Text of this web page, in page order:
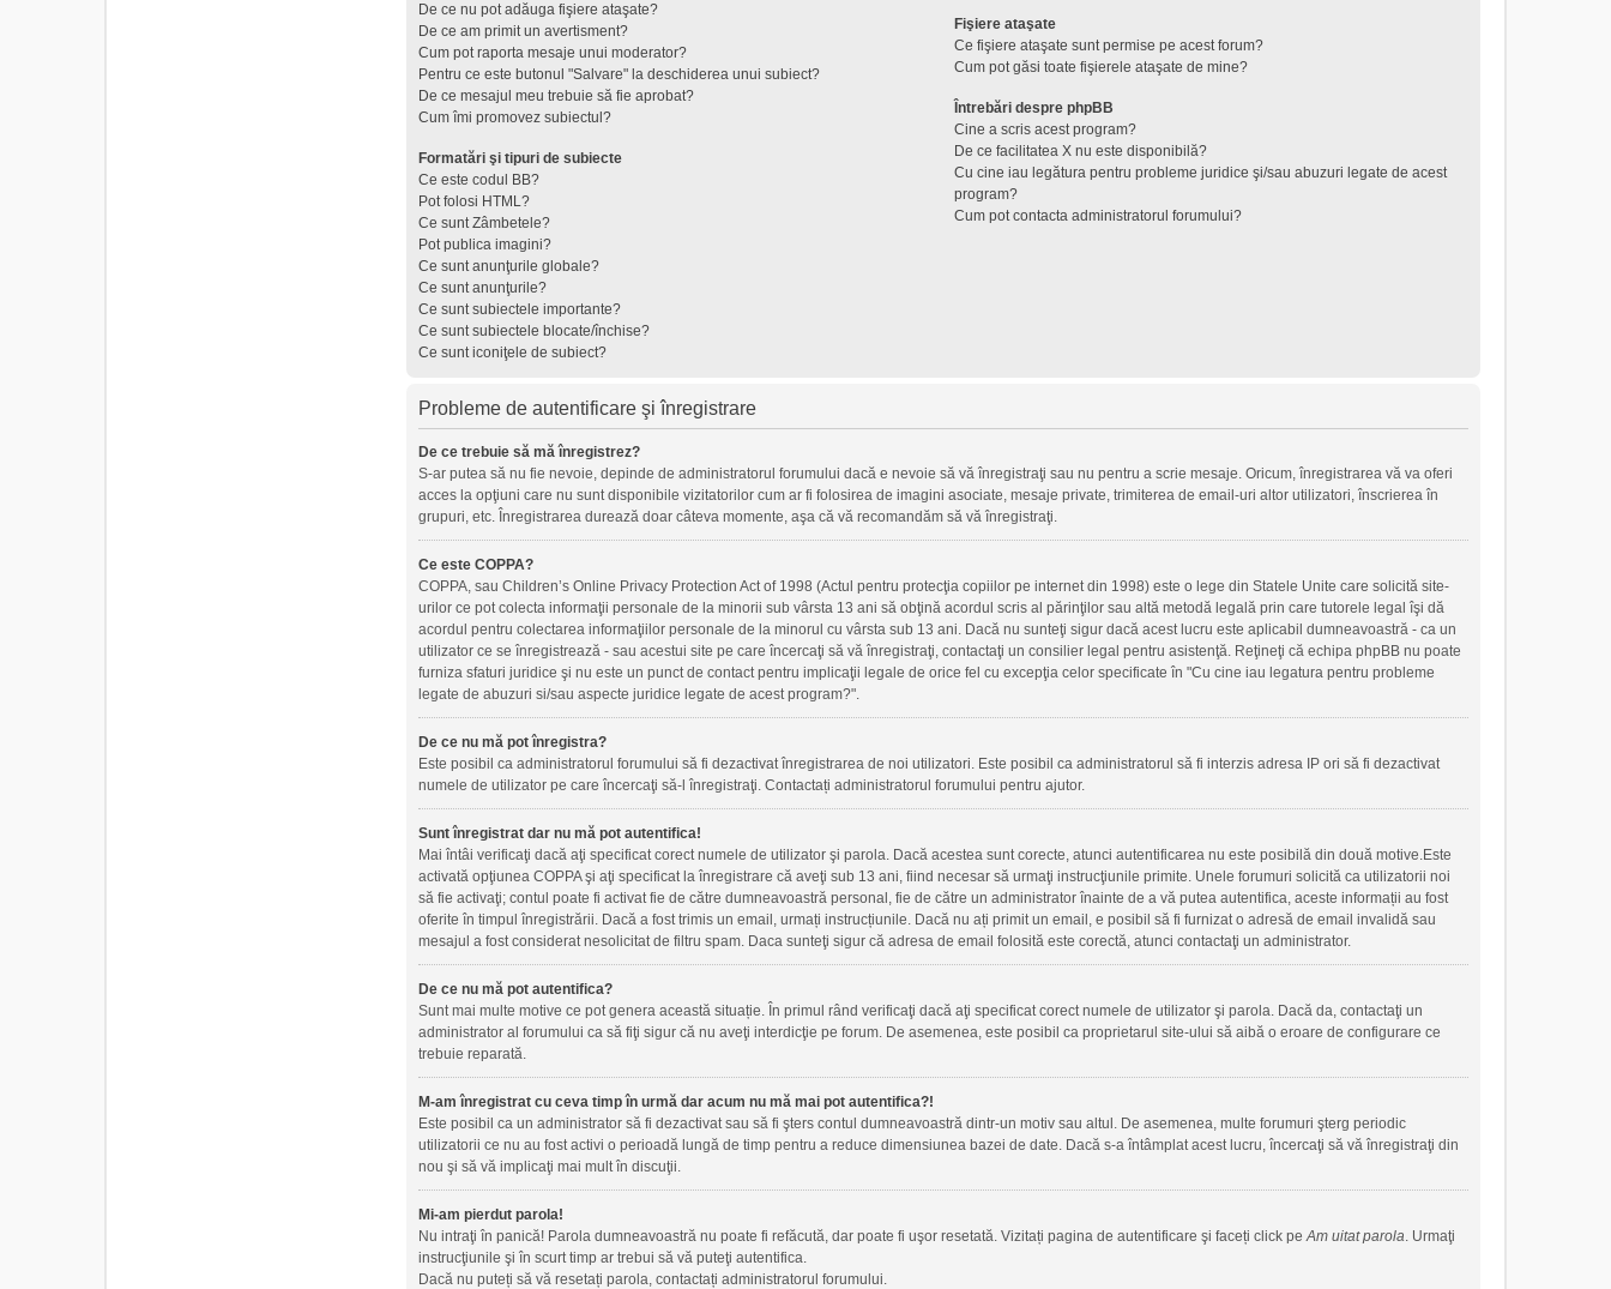
De ce nu pot adăuga fişiere ataşate?
De ce am primit un avertisment?
Cum pot raporta mesaje unui moderator?
Pentru ce este butonul "Salvare" la deschiderea unui subiect?
De ce mesajul meu trebuie să fie aprobat?
Cum îmi promovez subiectul?
Formatări şi tipuri de subiecte
Ce este codul BB?
Pot folosi HTML?
Ce sunt Zâmbetele?
Pot publica imagini?
Ce sunt anunţurile globale?
Ce sunt anunţurile?
Ce sunt subiectele importante?
Ce sunt subiectele blocate/închise?
Ce sunt iconiţele de subiect?
Fişiere ataşate
Ce fişiere ataşate sunt permise pe acest forum?
Cum pot găsi toate fişierele ataşate de mine?
Întrebări despre phpBB
Cine a scris acest program?
De ce facilitatea X nu este disponibilă?
Cu cine iau legătura pentru probleme juridice şi/sau abuzuri legate de acest
program?
Cum pot contacta administratorul forumului?
Probleme de autentificare şi înregistrare
De ce trebuie să mă înregistrez?
S-ar putea să nu fie nevoie, depinde de administratorul forumului dacă e nevoie să vă înregistraţi sau nu pentru a scrie mesaje. Oricum, înregistrarea vă va oferi
acces la opţiuni care nu sunt disponibile vizitatorilor cum ar fi folosirea de imagini asociate, mesaje private, trimiterea de email-uri altor utilizatori, înscrierea în
grupuri, etc. Înregistrarea durează doar câteva momente, aşa că vă recomandăm să vă înregistraţi.
Ce este COPPA?
COPPA, sau Children’s Online Privacy Protection Act of 1998 (Actul pentru protecţia copiilor pe internet din 1998) este o lege din Statele Unite care solicită site-
urilor ce pot colecta informaţii personale de la minorii sub vârsta 13 ani să obţină acordul scris al părinţilor sau altă metodă legală prin care tutorele legal îşi dă
acordul pentru colectarea informaţiilor personale de la minorul cu vârsta sub 13 ani. Dacă nu sunteţi sigur dacă acest lucru este aplicabil dumneavoastră - ca un
utilizator ce se înregistrează - sau acestui site pe care încercaţi să vă înregistraţi, contactaţi un consilier legal pentru asistenţă. Reţineţi că echipa phpBB nu poate
furniza sfaturi juridice şi nu este un punct de contact pentru implicaţii legale de orice fel cu excepţia celor specificate în "Cu cine iau legatura pentru probleme
legate de abuzuri si/sau aspecte juridice legate de acest program?".
De ce nu mă pot înregistra?
Este posibil ca administratorul forumului să fi dezactivat înregistrarea de noi utilizatori. Este posibil ca administratorul să fi interzis adresa IP ori să fi dezactivat
numele de utilizator pe care încercaţi să-l înregistraţi. Contactați administratorul forumului pentru ajutor.
Sunt înregistrat dar nu mă pot autentifica!
Mai întâi verificaţi dacă aţi specificat corect numele de utilizator şi parola. Dacă acestea sunt corecte, atunci autentificarea nu este posibilă din două motive.Este
activată opţiunea COPPA şi aţi specificat la înregistrare că aveţi sub 13 ani, fiind necesar să urmaţi instrucţiunile primite. Unele forumuri solicită ca utilizatorii noi
să fie activaţi; contul poate fi activat fie de către dumneavoastră personal, fie de către un administrator înainte de a vă putea autentifica, aceste informații au fost
oferite în timpul înregistrării. Dacă a fost trimis un email, urmați instrucțiunile. Dacă nu ați primit un email, e posibil să fi furnizat o adresă de email invalidă sau
mesajul a fost considerat nesolicitat de filtru spam. Daca sunteţi sigur că adresa de email folosită este corectă, atunci contactaţi un administrator.
De ce nu mă pot autentifica?
Sunt mai multe motive ce pot genera această situație. În primul rând verificaţi dacă aţi specificat corect numele de utilizator şi parola. Dacă da, contactaţi un
administrator al forumului ca să fiţi sigur că nu aveţi interdicţie pe forum. De asemenea, este posibil ca proprietarul site-ului să aibă o eroare de configurare ce
trebuie reparată.
M-am înregistrat cu ceva timp în urmă dar acum nu mă mai pot autentifica?!
Este posibil ca un administrator să fi dezactivat sau să fi şters contul dumneavoastră dintr-un motiv sau altul. De asemenea, multe forumuri şterg periodic
utilizatorii ce nu au fost activi o perioadă lungă de timp pentru a reduce dimensiunea bazei de date. Dacă s-a întâmplat acest lucru, încercaţi să vă înregistraţi din
nou şi să vă implicaţi mai mult în discuţii.
Mi-am pierdut parola!
Nu intraţi în panică! Parola dumneavoastră nu poate fi refăcută, dar poate fi uşor resetată. Vizitați pagina de autentificare şi faceți click peAm uitat parola. Urmaţi
instrucţiunile şi în scurt timp ar trebui să vă puteţi autentifica.
Dacă nu puteți să vă resetați parola, contactați administratorul forumului.